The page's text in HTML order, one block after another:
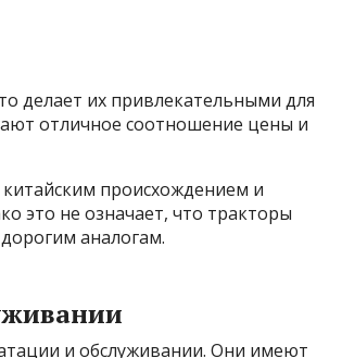
делает их привлекательными для
отличное соотношение цены и
происхождением и
это не означает, что тракторы
аналогам.
и обслуживании. Они имеют